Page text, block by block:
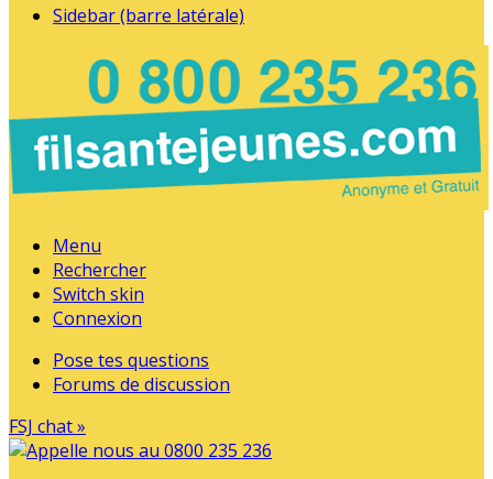
Sidebar (barre latérale)
Menu
Rechercher
Switch skin
Connexion
Pose tes questions
Forums de discussion
FSJ chat »